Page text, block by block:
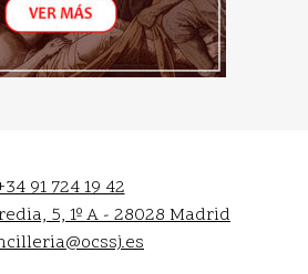
91 724 19 42
5, 1º A - 28028 Madrid